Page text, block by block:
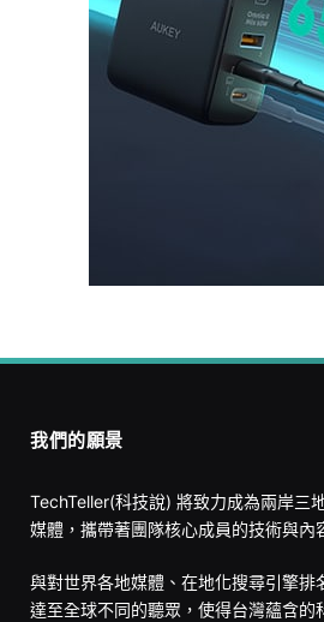
我們的願景
TechTeller(科技說) 將致力成為兩岸三
媒體，攜帶著團隊核心成員的技術與內
與對世界各地媒體、在地化搜尋引擎排
達至全球不同的聽眾，使得台灣蘊含的